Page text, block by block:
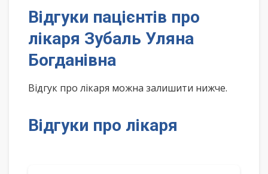
Відгуки пацієнтів про
лікаря Зубаль Уляна
Богданівна
Відгук про лікаря можна залишити нижче.
Відгуки про лікаря